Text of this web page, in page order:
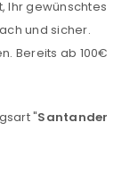
Ihr gewünschtes
und sicher.
Bereits ab 100€
"Santander